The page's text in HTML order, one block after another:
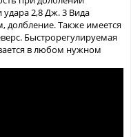
удара 2,8 Дж. 3 Вида
долбление. Также имеется
Быстрорегулируемая
в любом нужном